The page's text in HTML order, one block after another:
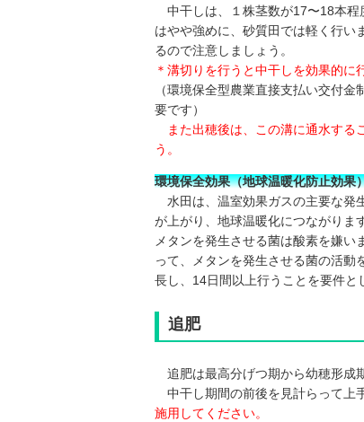
中干しは、１株茎数が17〜18本程
はやや強めに、砂質田では軽く行い
るので注意しましょう。
＊溝切りを行うと中干しを効果的に
（環境保全型農業直接支払い交付
要です）
また出穂後は、この溝に通水する
う。
環境保全効果（地球温暖化防止効果
水田は、温室効果ガスの主要な発
が上がり、地球温暖化につながりま
メタンを発生させる菌は酸素を嫌
って、メタンを発生させる菌の活動
長し、14日間以上行うことを要件と
追肥
追肥は最高分げつ期から幼穂形成
中干し期間の前後を見計らって上
施用してください。